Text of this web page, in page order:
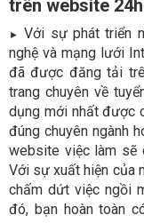
trên website
►
Với sự phát triển
nghệ và mạng lưới
đã được đăng tải
trang chuyên về
dụng mới nhất được
đúng chuyên ngành
website việc làm sẽ
Với sự xuất hiện của
chấm dứt việc ngồi
đó, bạn hoàn toàn